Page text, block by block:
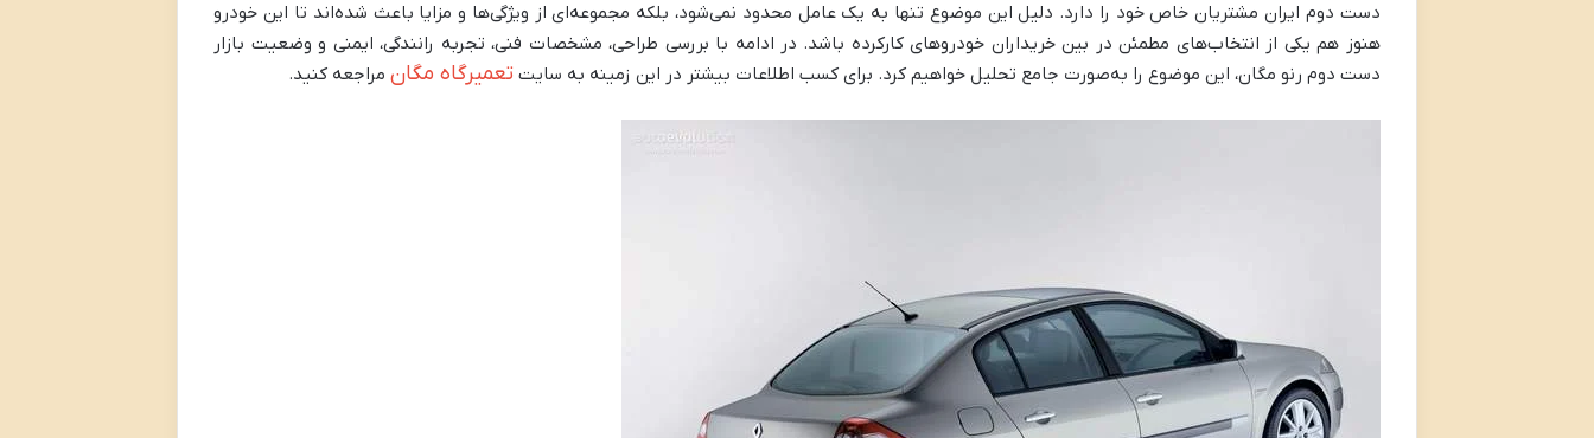
دست دوم ایران مشتریان خاص خود را دارد. دلیل این موضوع تنها به یک عامل محدود نمی‌شود، بلکه مجموعه‌ای از ویژگی‌ها و مزایا باعث شده‌اند تا این خودرو
هنوز هم یکی از انتخاب‌های مطمئن در بین خریداران خودروهای کارکرده باشد. در ادامه با بررسی طراحی، مشخصات فنی، تجربه رانندگی، ایمنی و وضعیت بازار
دست دوم رنو مگان، این موضوع را به‌صورت جامع تحلیل خواهیم کرد. برای کسب اطلاعات بیشتر در این زمینه به سایت تعمیرگاه مگان مراجعه کنید.